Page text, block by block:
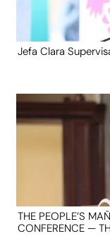
Jefa Clara
THE PEOPLE’S
CONFERENCE —